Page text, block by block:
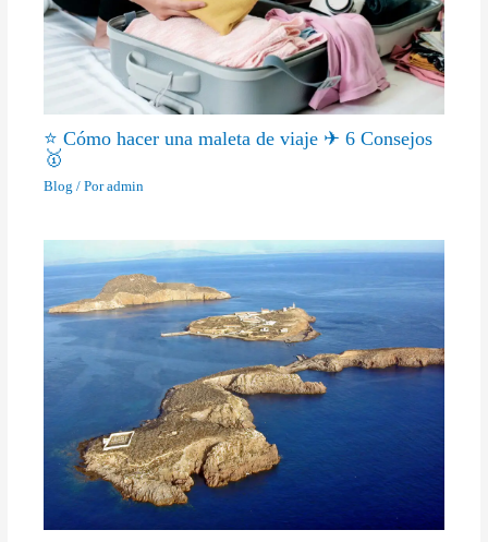
⭐ Cómo hacer una maleta de viaje ✈ 6 Consejos
🥇
Blog / Poradmin